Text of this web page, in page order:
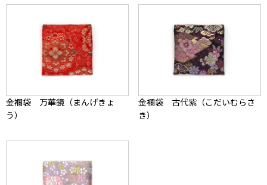
金襴袋 万華鏡（まんげきょ
う）
金襴袋 古代紫（こだいむらさ
き）